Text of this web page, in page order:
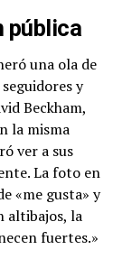
pública
una ola de
y
Beckham,
la misma
ver a sus
La foto en
«me gusta» y
altibajos, la
fuertes.»